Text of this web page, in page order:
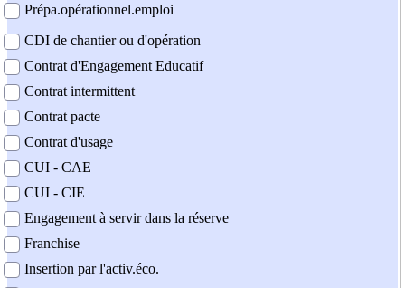
Prépa.opérationnel.emploi
CDI de chantier ou d'opération
Contrat d'Engagement Educatif
Contrat intermittent
Contrat pacte
Contrat d'usage
CUI - CAE
CUI - CIE
Engagement à servir dans la réserve
Franchise
Insertion par l'activ.éco.